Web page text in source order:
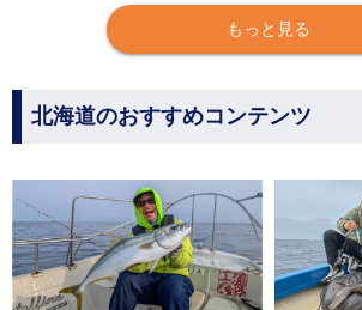
もっと見る
北海道のおすすめコンテンツ